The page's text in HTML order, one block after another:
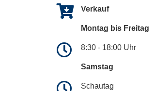
Verkauf
Montag bis Freitag
8:30 - 18:00 Uhr
Samstag
Schautag